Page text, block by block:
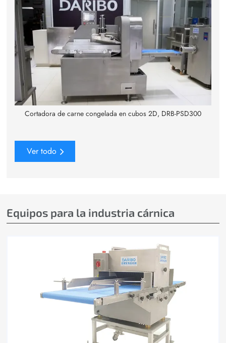
Cortadora de carne congelada en cubos 2D, DRB-PSD300
Ver todo
Equipos para la industria cárnica